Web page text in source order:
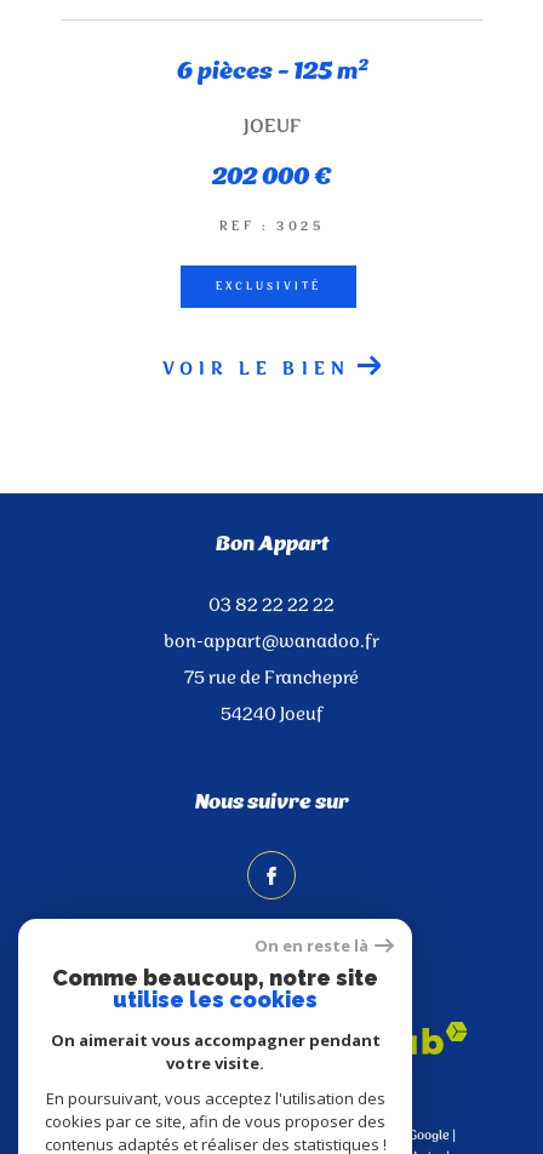
6 pièces - 125 m²
JOEUF
202 000 €
REF : 3025
EXCLUSIVITÉ
VOIR LE BIEN
Bon Appart
03 82 22 22 22
bon-appart@wanadoo.fr
75 rue de Franchepré
54240 Joeuf
Nous suivre sur
Adhérents
© 2026 | Tous droits réservés | Traduction powered by Google |
On en reste là
Comme beaucoup, notre site
utilise les cookies
On aimerait vous accompagner pendant
votre visite.
En poursuivant, vous acceptez l'utilisation des
cookies par ce site, afin de vous proposer des
contenus adaptés et réaliser des statistiques !